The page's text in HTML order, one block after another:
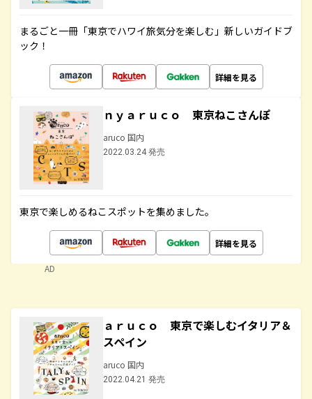
まるごと一冊「東京でハワイ旅気分を楽しむ」新しいガイドブ
ック！
詳細を見る
ｎｙａｒｕｃｏ 東京ねこさんぽ
aruco 国内
2022.03.24 発売
東京で楽しめるねこスポットを集めました。
詳細を見る
AD
ａｒｕｃｏ 東京で楽しむイタリア＆
スペイン
aruco 国内
2022.04.21 発売